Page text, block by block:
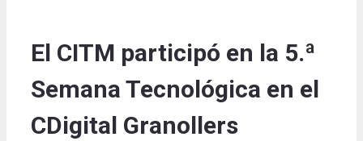
El CITM participó en la 5.ª
Semana Tecnológica en el
CDigital Granollers